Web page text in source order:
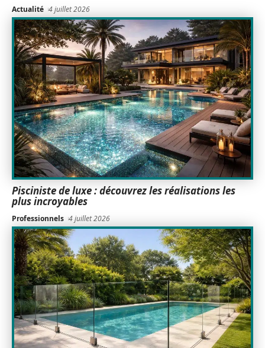
Actualité 4 juillet 2026
Pisciniste de luxe : découvrez les réalisations les
plus incroyables
Professionnels 4 juillet 2026